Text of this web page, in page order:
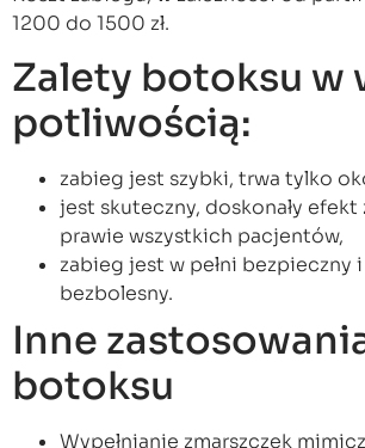
1200 do 1500 zł.
Zalety botoksu w
potliwością:
zabieg jest szybki, trwa tylko
jest skuteczny, doskonały efekt
prawie wszystkich pacjentów,
zabieg jest w pełni bezpieczny
bezbolesny.
Inne
botoksu
Wypełnianie zmarszczek